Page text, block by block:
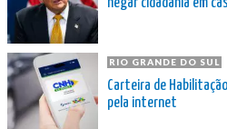
RIO GRANDE DO SUL
Carteira de
pela internet